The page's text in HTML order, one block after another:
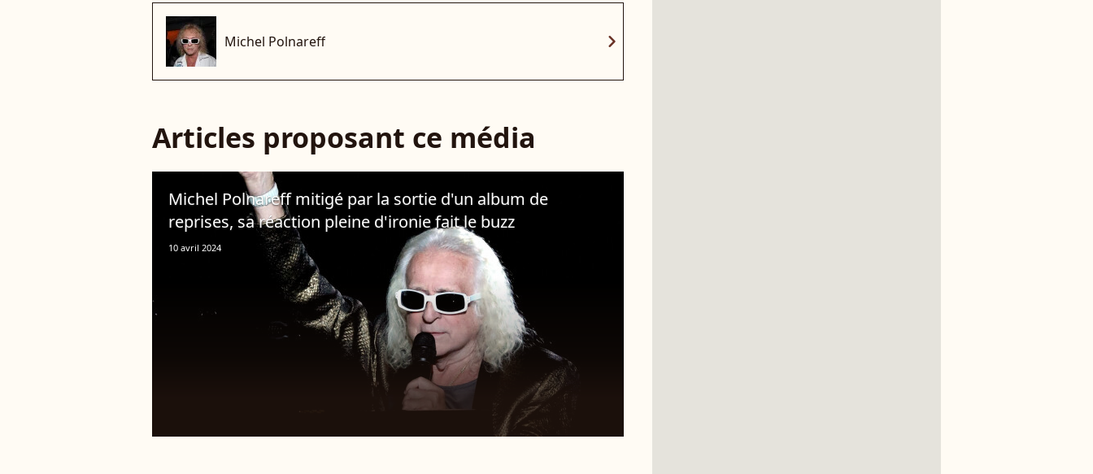
Michel Polnareff chevron_right
Articles proposant ce média
Michel Polnareff mitigé par la sortie d'un album de
reprises, sa réaction pleine d'ironie fait le buzz
10 avril 2024